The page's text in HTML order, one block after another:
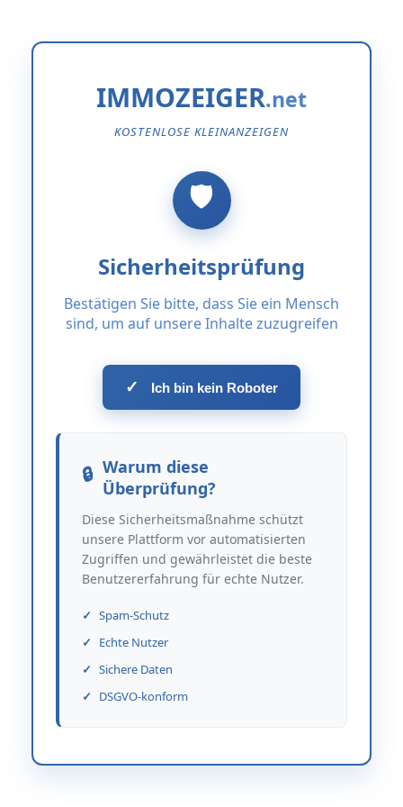
IMMOZEIGER
KOSTENLOSE KLEINANZEIGEN
Sicherheitsprüfung
Bestätigen Sie bitte, dass Sie ein Mensch
sind, um auf unsere Inhalte zuzugreifen
✓ Ich bin kein Roboter
Warum diese
Überprüfung?
Diese Sicherheitsmaßnahme schützt
unsere Plattform vor automatisierten
Zugriffen und gewährleistet die beste
Benutzererfahrung für echte Nutzer.
Spam-Schutz
Echte Nutzer
Sichere Daten
DSGVO-konform